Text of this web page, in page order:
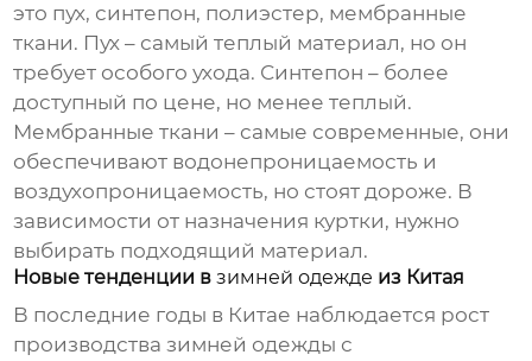
это пух, синтепон, полиэстер, мембранные
ткани. Пух – самый теплый материал, но он
требует особого ухода. Синтепон – более
доступный по цене, но менее теплый.
Мембранные ткани – самые современные, они
обеспечивают водонепроницаемость и
воздухопроницаемость, но стоят дороже. В
зависимости от назначения куртки, нужно
выбирать подходящий материал.
Новые тенденции взимней одежде из Китая
В последние годы в Китае наблюдается рост
производствазимней одежды с